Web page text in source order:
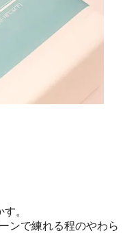
。
で練れる程のやわら